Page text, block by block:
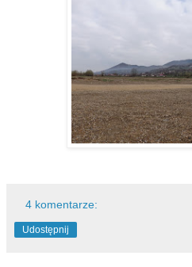
4 komentarze:
Udostępnij